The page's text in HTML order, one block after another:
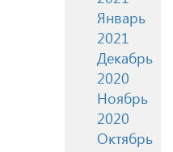
Январь
2021
Декабрь
2020
Ноябрь
2020
Октябрь